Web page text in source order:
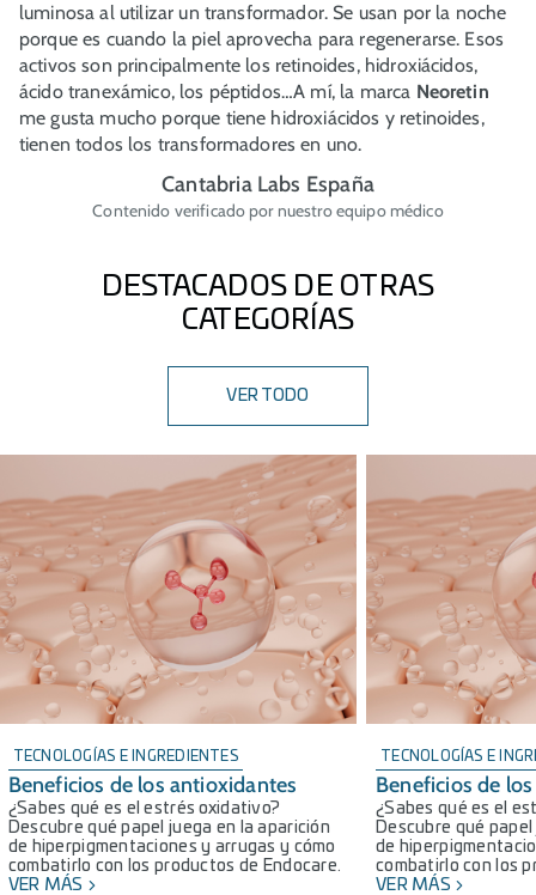
luminosa al utilizar un transformador. Se usan por la noche
porque es cuando la piel aprovecha para regenerarse. Esos
activos son principalmente los retinoides, hidroxiácidos,
ácido tranexámico, los péptidos…A mí, la marca Neoretin
me gusta mucho porque tiene hidroxiácidos y retinoides,
tienen todos los transformadores en uno.
Cantabria Labs España
Contenido verificado por nuestro equipo médico
DESTACADOS DE OTRAS
CATEGORÍAS
VER TODO
TECNOLOGÍAS E INGREDIENTES
Beneficios de los antioxidantes
¿Sabes qué es el estrés oxidativo?
Descubre qué papel juega en la aparición
de hiperpigmentaciones y arrugas y cómo
combatirlo con los productos de Endocare.
VER MÁS
TECNOLOGÍAS E
Beneficios de
¿Sabes qué es el
Descubre qué
de
combatirlo con los
VER MÁS